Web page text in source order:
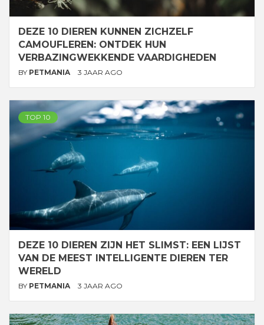
DEZE 10 DIEREN KUNNEN ZICHZELF
CAMOUFLEREN: ONTDEK HUN
VERBAZINGWEKKENDE VAARDIGHEDEN
BY PETMANIA 3 JAAR AGO
TOP 10
DEZE 10 DIEREN ZIJN HET SLIMST: EEN LIJST
VAN DE MEEST INTELLIGENTE DIEREN TER
WERELD
BY PETMANIA 3 JAAR AGO